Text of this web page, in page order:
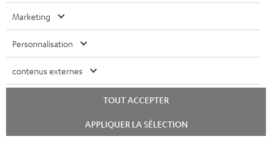
ULTIMA
ÉCOUTEURS INTRA-AURICULAIRES
FANSHOP
MANAGEMENT
DEVELOPPEMENT DURABLE
VALEURS
POLOGNE
ESPAGNE
livraison. D’éventuels frais d’élimination des batteries sont inclus dans le prix.
chat
Marketing
Personnalisation
contenus externes
TOUT ACCEPTER
APPLIQUER LA SÉLECTION